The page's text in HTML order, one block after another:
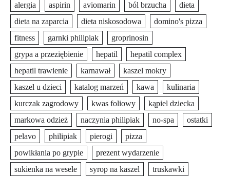
alergia aspirin aviomarin ból brzucha
dieta
dieta na zaparcia
dieta niskosodowa
domino's pizza
fitness
garnki philipiak
groprinosin
grypa a przeziębienie
hepatil
hepatil complex
hepatil trawienie
karnawał
kaszel mokry
kaszel u dzieci
katalog marzeń kawa
kulinaria
kurczak zagrodowy
kwas foliowy
kąpiel dziecka
markowa odzież
naczynia philipiak no-spa
ostatki
pelavo
philipiak pierogi
pizza
powikłania po grypie
prezent wydarzenie
sukienka na wesele
syrop na kaszel truskawki